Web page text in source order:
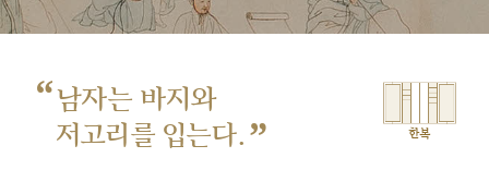
“남자는 바지와
저고리를 입는다. ” 한복